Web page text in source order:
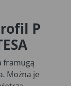
P
framugą
Można je